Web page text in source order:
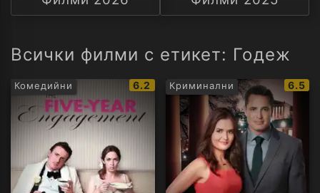
А
Всички филми с етикет: Годеж
Комедийни
IMDb
рейтинг:
6.2 Криминални
IMDb
6.5